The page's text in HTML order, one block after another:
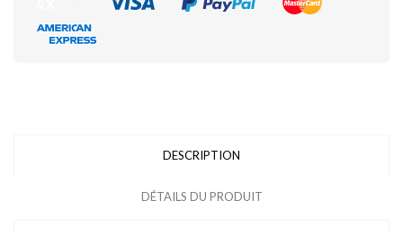
DESCRIPTION
DÉTAILS DU PRODUIT